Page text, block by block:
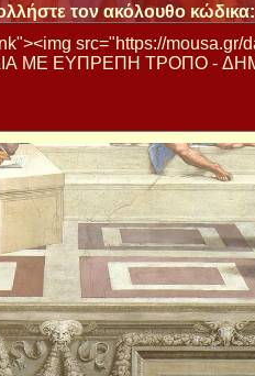
τον ακόλουθο κώδικα: